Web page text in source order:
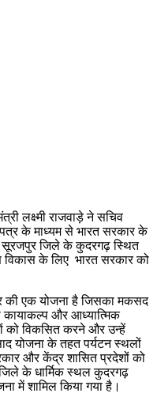
लक्ष्मी राजवाड़े ने सचिव
के माध्यम से भारत सरकार के
सूरजपुर जिले के कुदरगढ़ स्थित
विकास के लिए भारत सरकार को
की एक योजना है जिसका मकसद
कायाकल्प और आध्यात्मिक
को विकसित करने और उन्हें
योजना के तहत पर्यटन स्थलों
और केंद्र शासित प्रदेशों को
जिले के धार्मिक स्थल कुदरगढ़
में शामिल किया गया है।